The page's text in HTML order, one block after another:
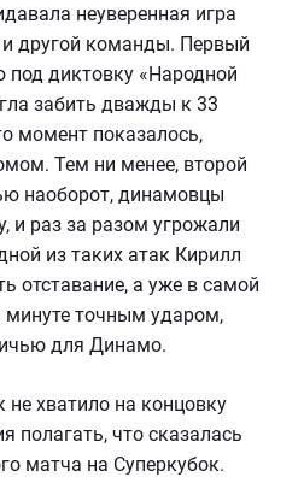
неуверенная игра
другой команды. Первый
диктовку «Народной
забить дважды к 33
момент показалось,
Тем ни менее, второй
наоборот, динамовцы
и раз за разом угрожали
из таких атак Кирилл
отставание, а уже в самой
минуте точным ударом,
для Динамо.
хватило на концовку
полагать, что сказалась
матча на Суперкубок.